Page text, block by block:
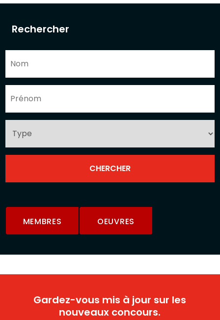
Rechercher
MEMBRES OEUVRES
Gardez-vous mis à jour sur les
nouveaux concours.